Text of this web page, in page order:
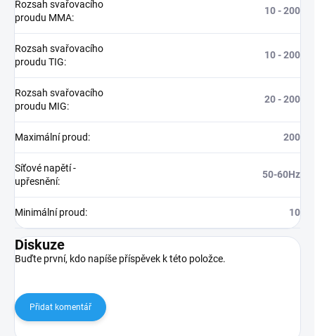
Rozsah svařovacího
proudu MMA:
10 - 200
Rozsah svařovacího
proudu TIG:
10 - 200
Rozsah svařovacího
proudu MIG:
20 - 200
Maximální proud: 200
Síťové napětí -
upřesnění:
50-60Hz
Minimální proud: 10
Diskuze
Buďte první, kdo napíše příspěvek k této položce.
Přidat komentář